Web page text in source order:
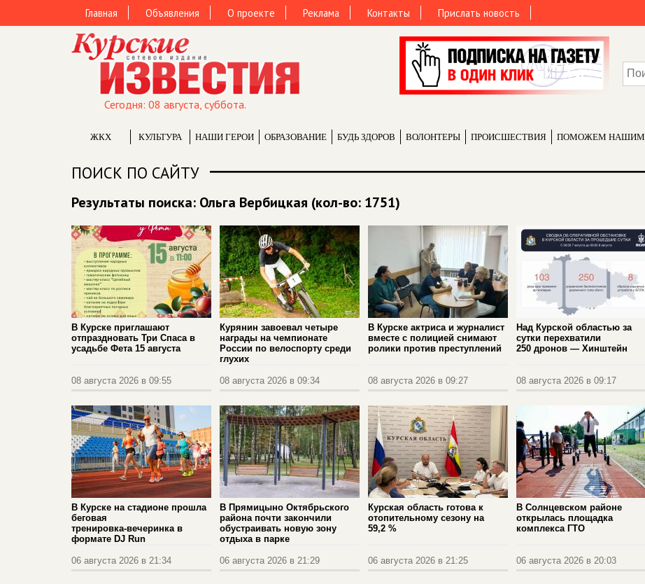
Главная Объявления О проекте Реклама Контакты Прислать новость
Сегодня: 08 августа, суббота.
ЖКХ КУЛЬТУРА НАШИ ГЕРОИ ОБРАЗОВАНИЕ БУДЬ ЗДОРОВ ВОЛОНТЕРЫ ПРОИCШЕСТВИЯ ПОМОЖЕМ НАШИМ
ПОИСК ПО САЙТУ
Результаты поиска: Ольга Вербицкая (кол-во: 1751)
В Курске приглашают
отпраздновать Три Спаса в
усадьбе Фета 15 августа
08 августа 2026 в 09:55
Курянин завоевал четыре
награды на чемпионате
России по велоспорту среди
глухих
08 августа 2026 в 09:34
В Курске актриса и журналист
вместе с полицией снимают
ролики против преступлений
08 августа 2026 в 09:27
Над Курской областью за
сутки перехватили
250 дронов — Хинштейн
08 августа 2026 в 09:17
В Курске на стадионе прошла
беговая
тренировка‑вечеринка в
формате DJ Run
06 августа 2026 в 21:34
В Прямицыно Октябрьского
района почти закончили
обустраивать новую зону
отдыха в парке
06 августа 2026 в 21:29
Курская область готова к
отопительному сезону на
59,2 %
06 августа 2026 в 21:25
В Солнцевском районе
открылась площадка
комплекса ГТО
06 августа 2026 в 20:03